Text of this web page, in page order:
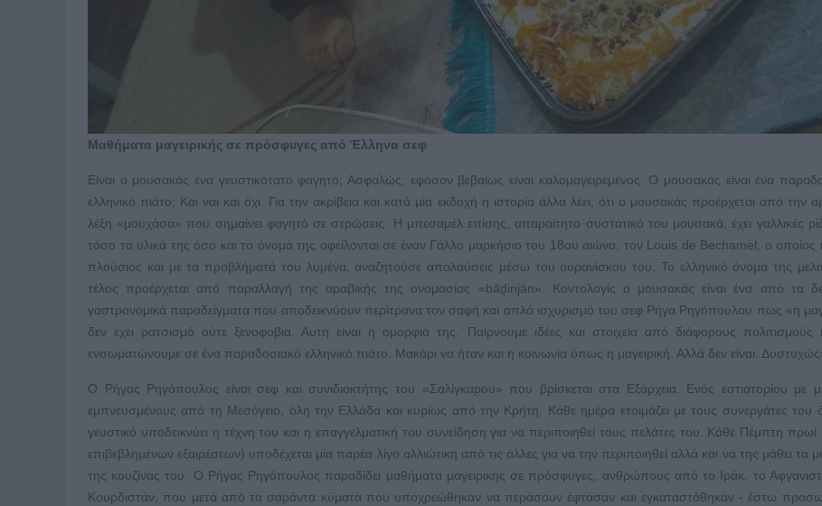
Μαθήματα μαγειρικής σε πρόσφυγες από Έλληνα σεφ
Είναι ο μουσακάς ένα γευστικότατο φαγητό; Ασφαλώς, εφόσον βεβαίως είναι καλομαγειρεμένος. Ο μουσακάς είναι ένα
ελληνικό πιάτο; Και ναι και όχι. Για την ακρίβεια και κατά μία εκδοχή η ιστορία άλλα λέει, ότι ο μουσακάς προέρχεται από την
λέξη «μουχάσα» που σημαίνει φαγητό σε στρώσεις. Η μπεσαμέλ επίσης, απαραίτητο συστατικό του μουσακά, έχει γαλλικές
τόσο τα υλικά της όσο και το όνομά της οφείλονται σε έναν Γάλλο μαρκήσιο του 18ου αιώνα, τον Louis de Bechamel, ο οποίος
πλούσιος και με τα προβλήματά του λυμένα, αναζητούσε απολαύσεις μέσω του ουρανίσκου του. Το ελληνικό όνομα της
τέλος προέρχεται από παραλλαγή της αραβικής της ονομασίας «bāḏinjān». Κοντολογίς ο μουσακάς είναι ένα από τα
γαστρονομικά παραδείγματα που αποδεικνύουν περίτρανα τον σαφή και απλό ισχυρισμό του σεφ Ρήγα Ρηγόπουλου πως «η
δεν έχει ρατσισμό ούτε ξενοφοβία. Αυτή είναι η ομορφιά της. Παίρνουμε ιδέες και στοιχεία από διάφορους πολιτισμούς
ενσωματώνουμε σε ένα παραδοσιακό ελληνικό πιάτο. Μακάρι να ήταν και η κοινωνία όπως η μαγειρική. Αλλά δεν είναι.
Ο Ρήγας Ρηγόπουλος είναι σεφ και συνιδιοκτήτης του «Σαλίγκαρου» που βρίσκεται στα Εξάρχεια. Ενός εστιατορίου με
εμπνευσμένους από τη Μεσόγειο, όλη την Ελλάδα και κυρίως από την Κρήτη. Κάθε ημέρα ετοιμάζει με τους συνεργάτες του
γευστικό υποδεικνύει η τέχνη του και η επαγγελματική του συνείδηση για να περιποιηθεί τους πελάτες του. Κάθε Πέμπτη πρωί
επιβεβλημένων εξαιρέσεων) υποδέχεται μία παρέα λίγο αλλιώτικη από τις άλλες για να την περιποιηθεί αλλά και να της μάθει τα
της κουζίνας του. Ο Ρήγας Ρηγόπουλος παραδίδει μαθήματα μαγειρικής σε πρόσφυγες, ανθρώπους από το Ιράκ, το
Κουρδιστάν, που μετά από τα σαράντα κύματα που υποχρεώθηκαν να περάσουν έφτασαν και εγκαταστάθηκαν - έστω